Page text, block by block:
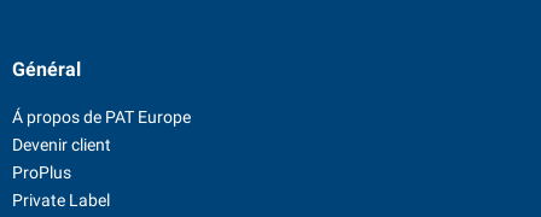
Général
Á propos de PAT Europe
Devenir client
ProPlus
Private Label